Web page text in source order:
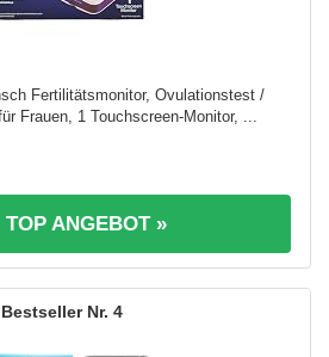
Fertilitätsmonitor, Ovulationstest /
Frauen, 1 Touchscreen-Monitor, ...
TOP ANGEBOT »
4